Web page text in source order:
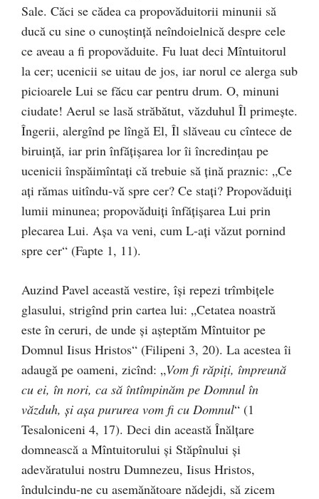
Sale. Căci se cădea ca propovăduitorii minunii să
ducă cu sine o cunoştinţă neîndoielnică despre cele
ce aveau a fi propovăduite. Fu luat deci Mîntuitorul
la cer; ucenicii se uitau de jos, iar norul ce alerga sub
picioarele Lui se făcu car pentru drum. O, minuni
ciudate! Aerul se lasă străbătut, văzduhul Îl primeşte.
Îngerii, alergînd pe lîngă El, Îl slăveau cu cîntece de
biruinţă, iar prin înfăţişarea lor îi încredinţau pe
ucenicii înspăimîntaţi că trebuie să ţină praznic: „Ce
aţi rămas uitîndu-vă spre cer? Ce staţi? Propovăduiţi
lumii minunea; propovăduiţi înfăţişarea Lui prin
plecarea Lui. Aşa va veni, cum L-aţi văzut pornind
spre cer“ (Fapte 1, 11).
Auzind Pavel această vestire, îşi repezi trîmbiţele
glasului, strigînd prin cartea lui: „Cetatea noastră
este în ceruri, de unde şi aşteptăm Mîntuitor pe
Domnul Iisus Hristos“ (Filipeni 3, 20). La acestea îi
adaugă pe oameni, zicînd: „Vom fi răpiţi, împreună
cu ei, în nori, ca să întîmpinăm pe Domnul în
văzduh, şi aşa pururea vom fi cu Domnul“ (1
Tesaloniceni 4, 17). Deci din această Înălţare
domnească a Mîntuitorului şi Stăpînului şi
adevăratului nostru Dumnezeu, Iisus Hristos,
îndulcindu-ne cu asemănătoare nădejdi, să zicem